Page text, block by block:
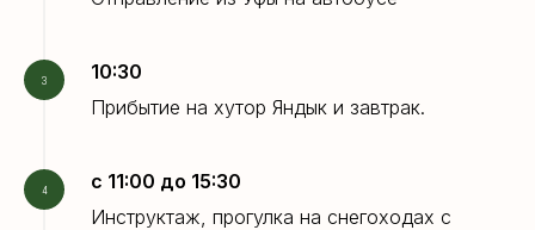
10:30
Прибытие на хутор Яндык и завтрак.
с 11:00 до 15:30
Инструктаж, прогулка на снегоходах с